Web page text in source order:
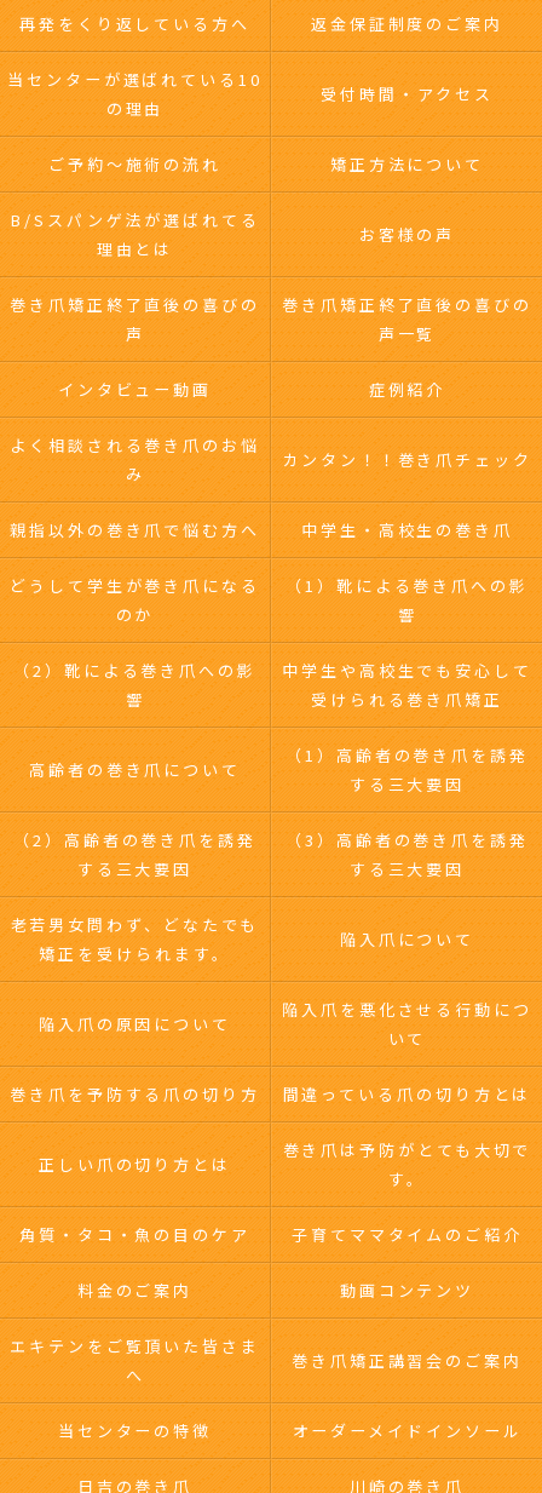
再発をくり返している方へ 返金保証制度のご案内
当センターが選ばれている10
の理由
受付時間・アクセス
ご予約～施術の流れ 矯正方法について
B/Sスパンゲ法が選ばれてる
理由とは
お客様の声
巻き爪矯正終了直後の喜びの
声
巻き爪矯正終了直後の喜びの
声一覧
インタビュー動画 症例紹介
よく相談される巻き爪のお悩
み
カンタン！！巻き爪チェック
親指以外の巻き爪で悩む方へ 中学生・高校生の巻き爪
どうして学生が巻き爪になる
のか
（1）靴による巻き爪への影
響
（2）靴による巻き爪への影
響
中学生や高校生でも安心して
受けられる巻き爪矯正
高齢者の巻き爪について
（1）高齢者の巻き爪を誘発
する三大要因
（2）高齢者の巻き爪を誘発
する三大要因
（3）高齢者の巻き爪を誘発
する三大要因
老若男女問わず、どなたでも
矯正を受けられます。
陥入爪について
陥入爪の原因について
陥入爪を悪化させる行動につ
いて
巻き爪を予防する爪の切り方 間違っている爪の切り方とは
正しい爪の切り方とは
巻き爪は予防がとても大切で
す。
角質・タコ・魚の目のケア 子育てママタイムのご紹介
料金のご案内 動画コンテンツ
エキテンをご覧頂いた皆さま
へ
巻き爪矯正講習会のご案内
当センターの特徴 オーダーメイドインソール
日吉の巻き爪 川崎の巻き爪